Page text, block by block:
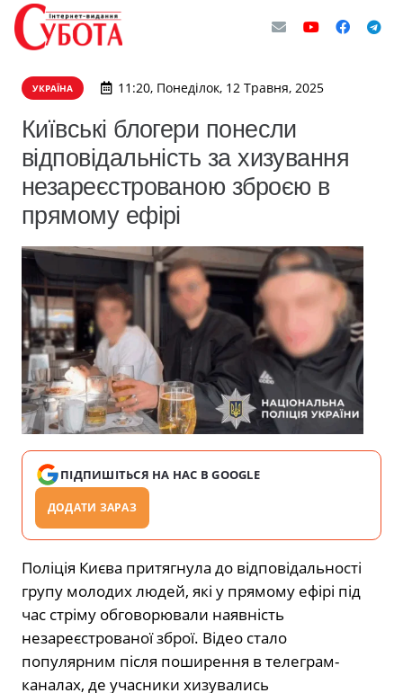
УКРАЇНА 11:20, Понеділок, 12 Травня, 2025
Київські блогери понесли
відповідальність за хизування
незареєстрованою зброєю в
прямому ефірі
ПІДПИШІТЬСЯ НА НАС В GOOGLE
ДОДАТИ ЗАРАЗ
Поліція Києва притягнула до відповідальності
групу молодих людей, які у прямому ефірі під
час стріму обговорювали наявність
незареєстрованої зброї. Відео стало
популярним після поширення в телеграм-
каналах, де учасники хизувались